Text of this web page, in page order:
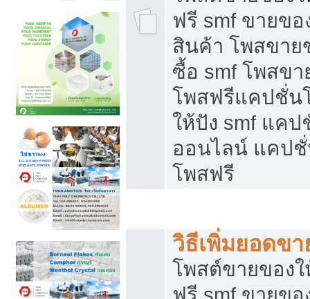
ฟรี smf ขายข
สินค้า โพสขาย
ซื้อ smf โพสข
โพสฟรีแคปชั่น
ให้ปัง smf แค
ออนไลน์ แคป
โพสฟรี
วิธีเพิ่มยอดข
โพสต์ขายของ